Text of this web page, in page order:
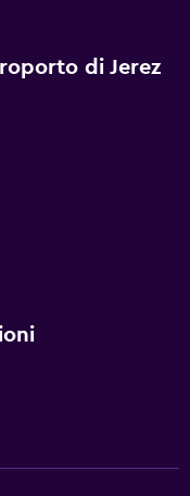
di Jerez